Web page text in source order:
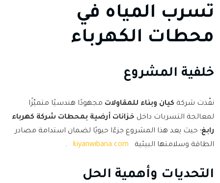
تسرب المياه في
محطات الكهرباء
خلفية المشروع
نفّذت شركة كيان وبناء للمقاولات مجهودًا هندسيًا متميّزًا
لمعالجة التسربات داخل خزانات أرضية بمحطات شركة كهرباء
رابغ؛ حيث يعد هذا المشروع جزءًا حيويًا لضمان استدامة مصادر
الطاقة وسلامتها البيئية
kiyanwibana.com
.
التحديات وأهمية الحل